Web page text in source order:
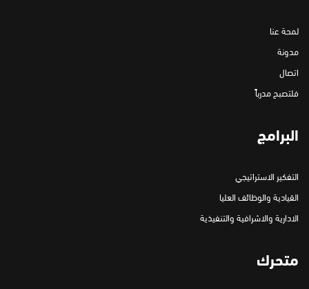
لمحة عنا
مدونة
اتصال
فلتصبح مدرباً
البرامج
التفكير الاستراتيجي
القيادية والوظائف العليا
الادارية والاشرافية والتنفيذية
متحرك